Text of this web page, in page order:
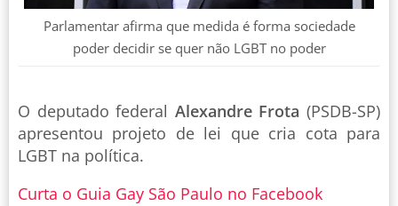
Parlamentar afirma que medida é forma sociedade
poder decidir se quer não LGBT no poder
O deputado federal Alexandre Frota (PSDB-SP)
apresentou projeto de lei que cria cota para
LGBT na política.
Curta o Guia Gay São Paulo no Facebook